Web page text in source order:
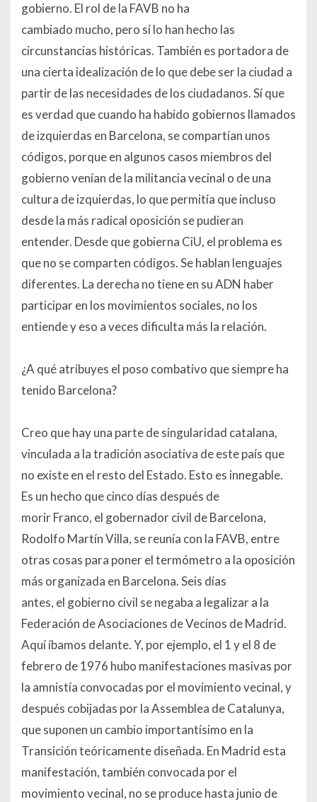
gobierno. El rol de la FAVB no ha
cambiado mucho, pero sí lo han hecho las
circunstancias históricas. También es portadora de
una cierta idealización de lo que debe ser la ciudad a
partir de las necesidades de los ciudadanos. Sí que
es verdad que cuando ha habido gobiernos llamados
de izquierdas en Barcelona, se compartían unos
códigos, porque en algunos casos miembros del
gobierno venían de la militancia vecinal o de una
cultura de izquierdas, lo que permitía que incluso
desde la más radical oposición se pudieran
entender. Desde que gobierna CiU, el problema es
que no se comparten códigos. Se hablan lenguajes
diferentes. La derecha no tiene en su ADN haber
participar en los movimientos sociales, no los
entiende y eso a veces dificulta más la relación.
¿A qué atribuyes el poso combativo que siempre ha
tenido Barcelona?
Creo que hay una parte de singularidad catalana,
vinculada a la tradición asociativa de este país que
no existe en el resto del Estado. Esto es innegable.
Es un hecho que cinco días después de
morir Franco, el gobernador civil de Barcelona,
Rodolfo Martín Villa, se reunía con la FAVB, entre
otras cosas para poner el termómetro a la oposición
más organizada en Barcelona. Seis días
antes, el gobierno civil se negaba a legalizar a la
Federación de Asociaciones de Vecinos de Madrid.
Aquí íbamos delante. Y, por ejemplo, el 1 y el 8 de
febrero de 1976 hubo manifestaciones masivas por
la amnistía convocadas por el movimiento vecinal, y
después cobijadas por la Assemblea de Catalunya,
que suponen un cambio importantísimo en la
Transición teóricamente diseñada. En Madrid esta
manifestación, también convocada por el
movimiento vecinal, no se produce hasta junio de